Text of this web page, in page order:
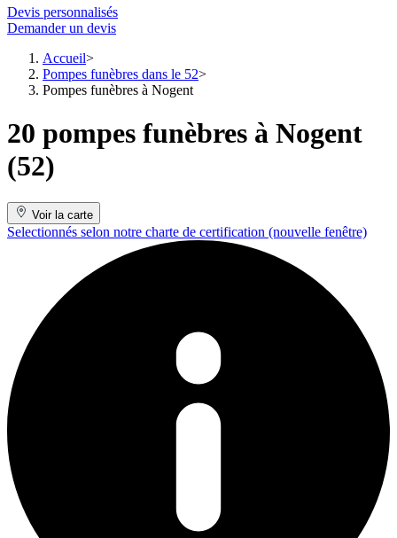
Devis personnalisés
Demander un devis
Accueil
Pompes funèbres dans le 52
Pompes funèbres à Nogent
20 pompes funèbres à Nogent
(52)
Voir la carte
Selectionnés selon notre charte de certification (nouvelle fenêtre)